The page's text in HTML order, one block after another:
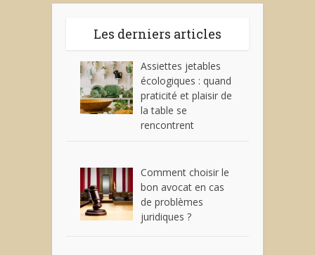
Les derniers articles
Assiettes jetables
écologiques : quand
praticité et plaisir de
la table se
rencontrent
Comment choisir le
bon avocat en cas
de problèmes
juridiques ?